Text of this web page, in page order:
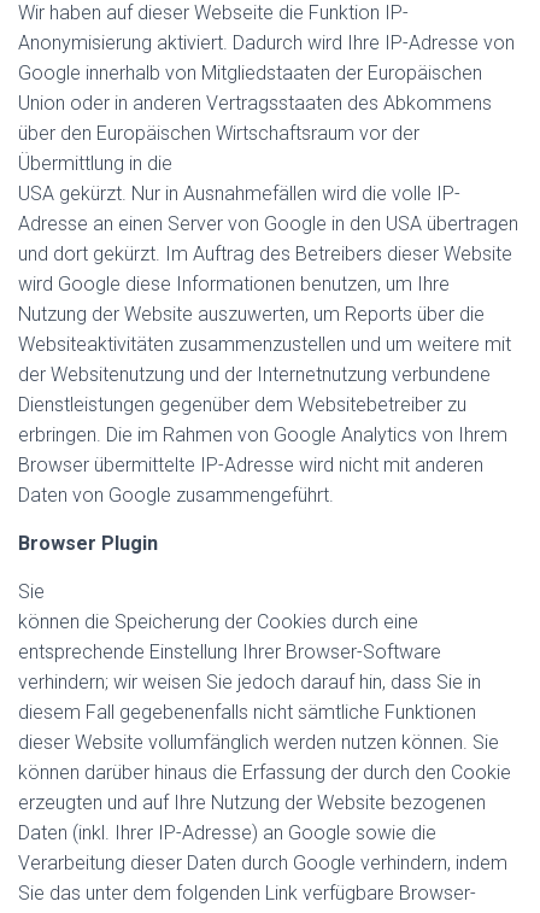
Wir haben auf dieser Webseite die Funktion IP-
Anonymisierung aktiviert. Dadurch wird Ihre IP-Adresse von
Google innerhalb von Mitgliedstaaten der Europäischen
Union oder in anderen Vertragsstaaten des Abkommens
über den Europäischen Wirtschaftsraum vor der
Übermittlung in die
USA gekürzt. Nur in Ausnahmefällen wird die volle IP-
Adresse an einen Server von Google in den USA übertragen
und dort gekürzt. Im Auftrag des Betreibers dieser Website
wird Google diese Informationen benutzen, um Ihre
Nutzung der Website auszuwerten, um Reports über die
Websiteaktivitäten zusammenzustellen und um weitere mit
der Websitenutzung und der Internetnutzung verbundene
Dienstleistungen gegenüber dem Websitebetreiber zu
erbringen. Die im Rahmen von Google Analytics von Ihrem
Browser übermittelte IP-Adresse wird nicht mit anderen
Daten von Google zusammengeführt.
Browser Plugin
Sie
können die Speicherung der Cookies durch eine
entsprechende Einstellung Ihrer Browser-Software
verhindern; wir weisen Sie jedoch darauf hin, dass Sie in
diesem Fall gegebenenfalls nicht sämtliche Funktionen
dieser Website vollumfänglich werden nutzen können. Sie
können darüber hinaus die Erfassung der durch den Cookie
erzeugten und auf Ihre Nutzung der Website bezogenen
Daten (inkl. Ihrer IP-Adresse) an Google sowie die
Verarbeitung dieser Daten durch Google verhindern, indem
Sie das unter dem folgenden Link verfügbare Browser-